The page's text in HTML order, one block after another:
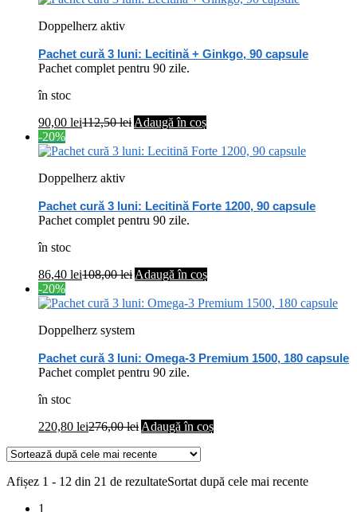
Doppelherz aktiv
Pachet cură 3 luni: Lecitină + Ginkgo, 90 capsule
Pachet complet pentru 90 zile.
în stoc
90,00 lei112,50lei Adaugă în coș
-20%
Doppelherz aktiv
Pachet cură 3 luni: Lecitină Forte 1200, 90 capsule
Pachet complet pentru 90 zile.
în stoc
86,40 lei108,00lei Adaugă în coș
-20%
Doppelherz system
Pachet cură 3 luni: Omega-3 Premium 1500, 180 capsule
Pachet complet pentru 90 zile.
în stoc
220,80 lei276,00lei Adaugă în coș
Afișez 1 - 12 din 21 de rezultateSortat după cele mai recente
1